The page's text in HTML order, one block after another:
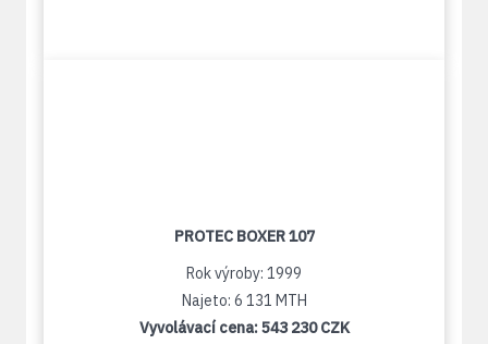
PROTEC BOXER 107
Rok výroby: 1999
Najeto: 6 131 MTH
Vyvolávací cena:543 230 CZK